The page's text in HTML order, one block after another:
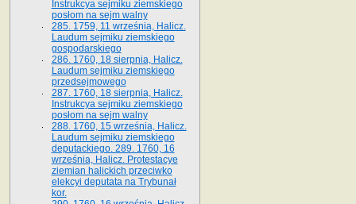
Instrukcya sejmiku ziemskiego
posłom na sejm walny
285. 1759, 11 września, Halicz.
Laudum sejmiku ziemskiego
gospodarskiego
286. 1760, 18 sierpnia, Halicz.
Laudum sejmiku ziemskiego
przedsejmowego
287. 1760, 18 sierpnia, Halicz.
Instrukcya sejmiku ziemskiego
posłom na sejm walny
288. 1760, 15 września, Halicz.
Laudum sejmiku ziemskiego
deputackiego. 289. 1760, 16
września, Halicz. Protestacye
ziemian halickich przeciwko
elekcyi deputata na Trybunał
kor.